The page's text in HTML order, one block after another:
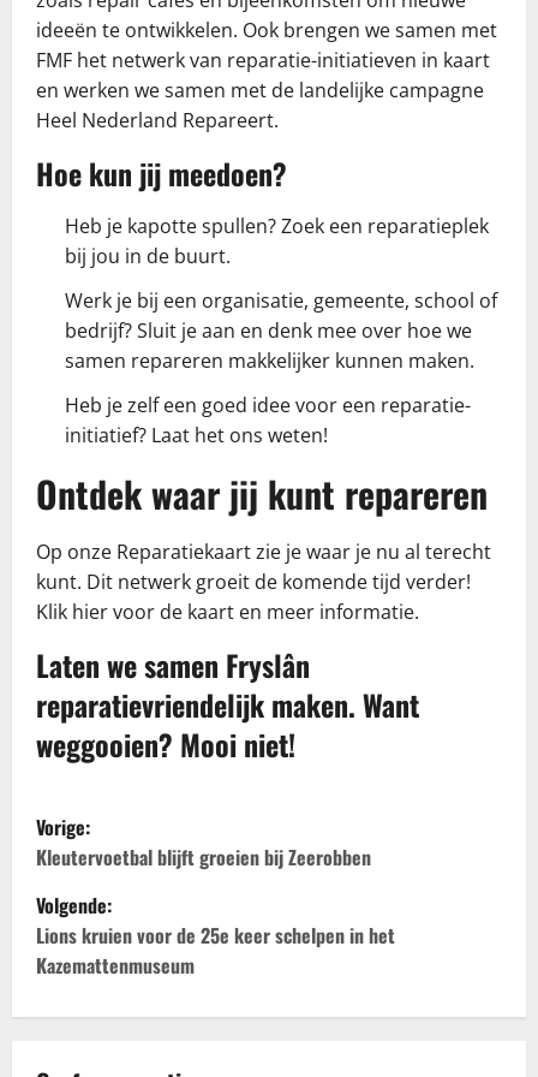
ideeën te ontwikkelen. Ook brengen we samen met
FMF het netwerk van reparatie-initiatieven in kaart
en werken we samen met de landelijke campagne
Heel Nederland Repareert.
Hoe kun jij meedoen?
Heb je kapotte spullen? Zoek een reparatieplek
bij jou in de buurt.
Werk je bij een organisatie, gemeente, school of
bedrijf? Sluit je aan en denk mee over hoe we
samen repareren makkelijker kunnen maken.
Heb je zelf een goed idee voor een reparatie-
initiatief? Laat het ons weten!
Ontdek waar jij kunt repareren
Op onze Reparatiekaart zie je waar je nu al terecht
kunt. Dit netwerk groeit de komende tijd verder!
Klik hier voor de kaart en meer informatie.
Laten we samen Fryslân
reparatievriendelijk maken. Want
weggooien? Mooi niet!
B
e
r
i
c
Vorige:
Kleutervoetbal blijft groeien bij Zeerobben
Volgende:
Lions kruien voor de 25e keer schelpen in het
Kazemattenmuseum